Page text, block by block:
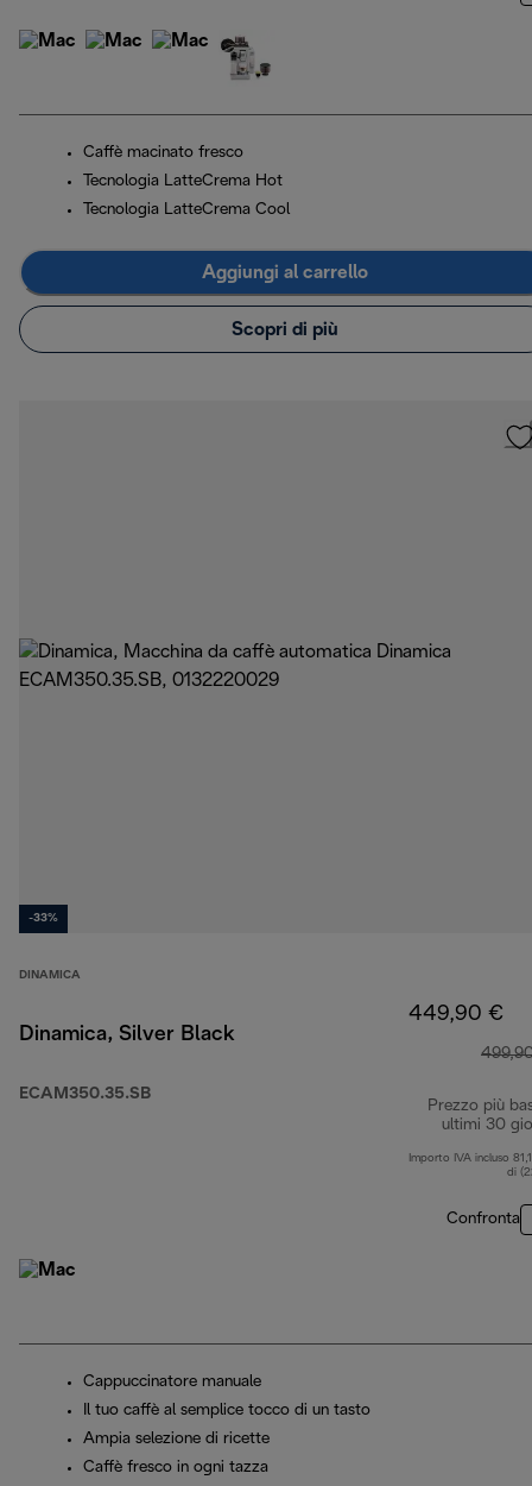
Caffè macinato fresco
Tecnologia LatteCrema Hot
Tecnologia LatteCrema Cool
Aggiungi al carrello
Scopri di più
-33%
DINAMICA
Dinamica, Silver Black
ECAM350.35.SB
449,90 €
Prezzo più
ultimi 30
Importo IVA incluso
di
Confronta
Cappuccinatore manuale
Il tuo caffè al semplice tocco di un tasto
Ampia selezione di ricette
Caffè fresco in ogni tazza